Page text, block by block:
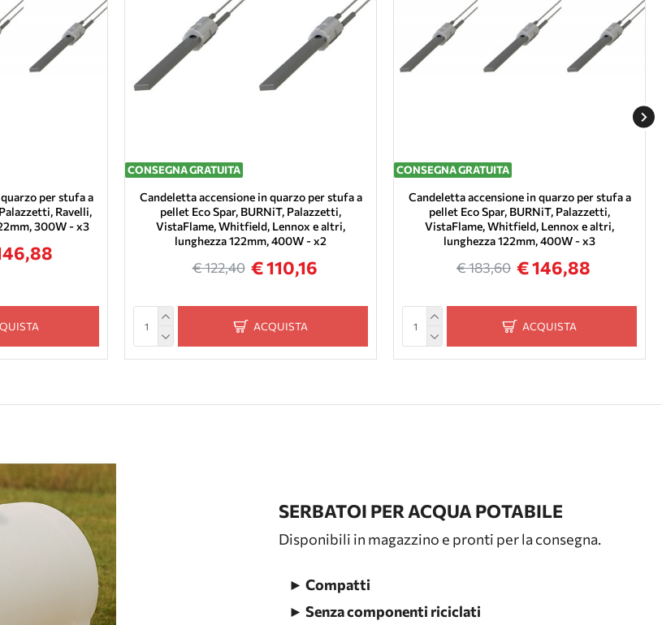
per stufa a
Ravelli,
300W - x3
CONSEGNA GRATUITA
Candeletta accensione in quarzo per stufa a
pellet Eco Spar, BURNiT, Palazzetti,
VistaFlame, Whitfield, Lennox e altri,
lunghezza 122mm, 400W - x2
€ 110,16
€ 122,40
ACQUISTA
CONSEGNA GRATUITA
Candeletta accensione in quarzo per stufa a
pellet Eco Spar, BURNiT, Palazzetti,
VistaFlame, Whitfield, Lennox e altri,
lunghezza 122mm, 400W - x3
€ 146,88
€ 183,60
ACQUISTA
SERBATOI PER ACQUA POTABILE
Disponibili in magazzino e pronti per la consegna.
► Compatti
► Senza componenti riciclati